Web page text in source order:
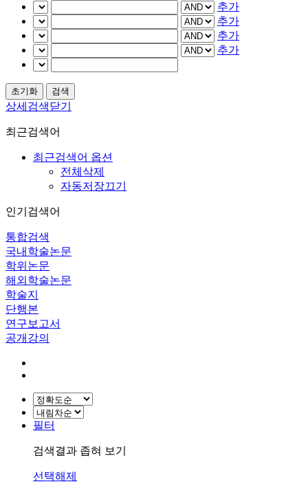
추가
추가
추가
추가
상세검색닫기
최근검색어
최근검색어 옵션
전체삭제
자동저장끄기
인기검색어
통합검색
국내학술논문
학위논문
해외학술논문
학술지
단행본
연구보고서
공개강의
필터
검색결과 좁혀 보기
선택해제